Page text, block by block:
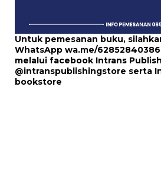
Untuk pemesanan buku,
WhatsApp wa.me/
melalui facebook Intrans
@intranspublishingstore serta
bookstore